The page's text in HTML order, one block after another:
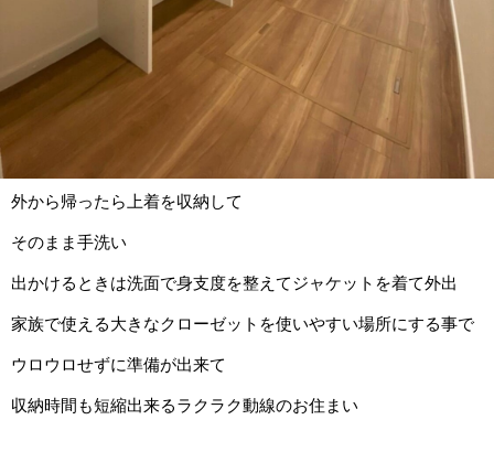
外から帰ったら上着を収納して
そのまま手洗い
出かけるときは洗面で身支度を整えてジャケットを着て外出
家族で使える大きなクローゼットを使いやすい場所にする事で
ウロウロせずに準備が出来て
収納時間も短縮出来るラクラク動線のお住まい